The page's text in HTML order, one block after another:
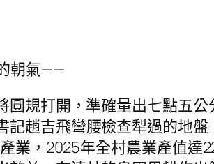
朝氣——
規打開，準確量出七點五
記趙吉飛彎腰檢查犁過的地
業，2025年全村農業產值